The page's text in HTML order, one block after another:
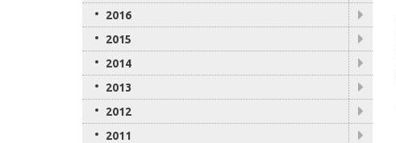
2016
2015
2014
2013
2012
2011